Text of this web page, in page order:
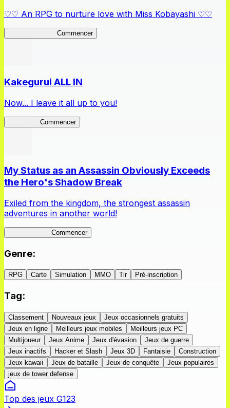
♡♡ An RPG to nurture love with Miss Kobayashi ♡♡
Commencer
Kakegurui ALL IN
Now... I leave it all up to you!
Commencer
My Status as an Assassin Obviously Exceeds
the Hero's Shadow Break
Exiled from the kingdom, the strongest assassin
adventures in another world!
Commencer
Genre:
RPG Carte Simulation MMO Tir Pré-inscription
Tag:
Classement Nouveaux jeux
Jeux occasionnels gratuits
Jeux en ligne
Meilleurs jeux mobiles
Meilleurs jeux PC
Multijoueur
Jeux Anime Jeux d'évasion
Jeux de guerre
Jeux inactifs
Hacker et Slash Jeux 3D Fantaisie
Construction
Jeux kawaii
Jeux de bataille Jeux de conquête
Jeux populaires
jeux de tower defense
Top des jeux G123